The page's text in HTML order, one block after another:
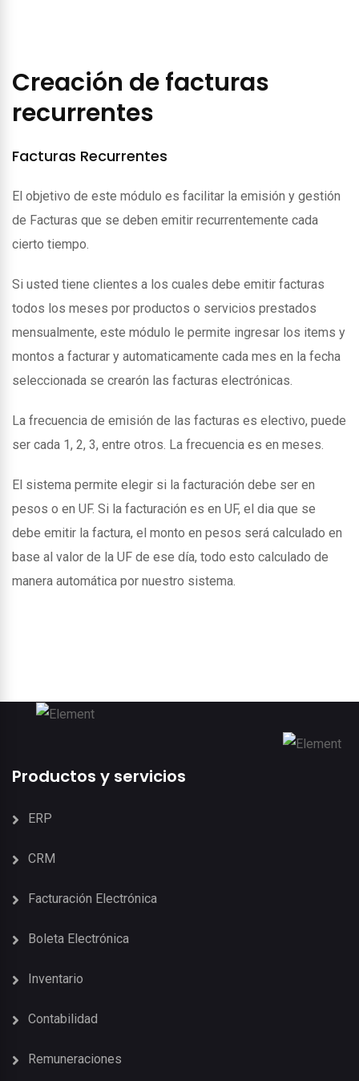
Creación de facturas
recurrentes
Facturas Recurrentes
El objetivo de este módulo es facilitar la emisión y gestión
de Facturas que se deben emitir recurrentemente cada
cierto tiempo.
Si usted tiene clientes a los cuales debe emitir facturas
todos los meses por productos o servicios prestados
mensualmente, este módulo le permite ingresar los items y
montos a facturar y automaticamente cada mes en la fecha
seleccionada se crearón las facturas electrónicas.
La frecuencia de emisión de las facturas es electivo, puede
ser cada 1, 2, 3, entre otros. La frecuencia es en meses.
El sistema permite elegir si la facturación debe ser en
pesos o en UF. Si la facturación es en UF, el dia que se
debe emitir la factura, el monto en pesos será calculado en
base al valor de la UF de ese día, todo esto calculado de
manera automática por nuestro sistema.
Productos y servicios
ERP
CRM
Facturación Electrónica
Boleta Electrónica
Inventario
Contabilidad
Remuneraciones